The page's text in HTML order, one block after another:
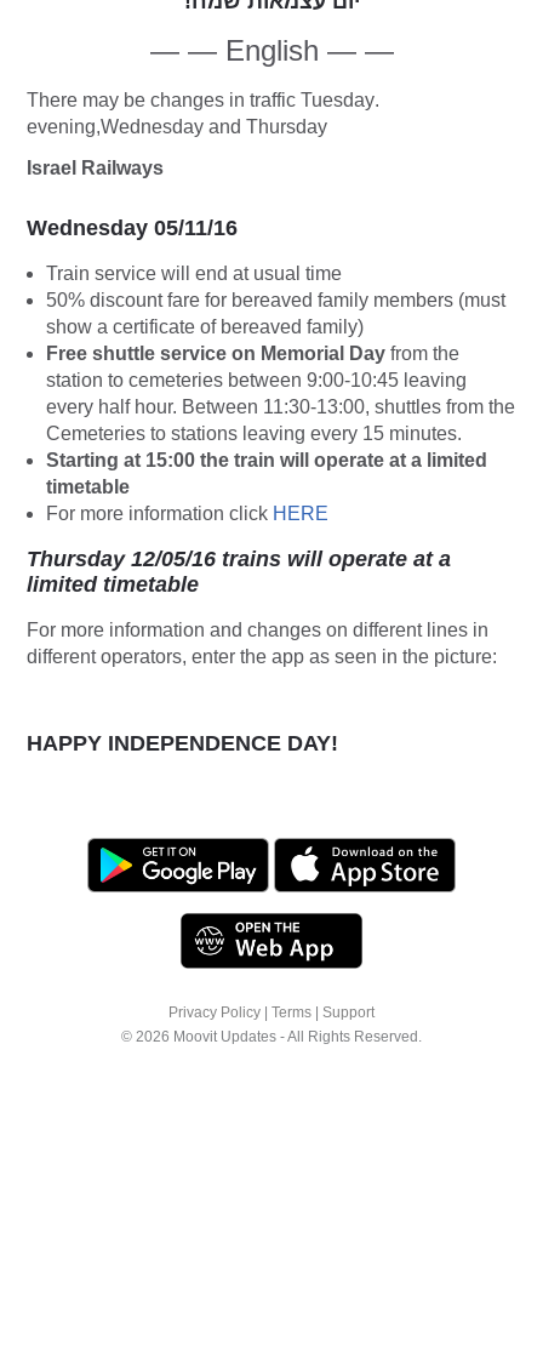
— — English — —
.There may be changes in traffic Tuesday
evening,Wednesday and Thursday
Israel Railways
Wednesday 05/11/16
Train service will end at usual time
50% discount fare for bereaved family members (must
show a certificate of bereaved family)
Free shuttle service on Memorial Day from the
station to cemeteries between 9:00-10:45 leaving
every half hour. Between 11:30-13:00, shuttles from the
Cemeteries to stations leaving every 15 minutes.
Starting at 15:00 the train will operate at a limited
timetable
For more information click HERE
Thursday 12/05/16 trains will operate at a
limited timetable
For more information and changes on different lines in
different operators, enter the app as seen in the picture:
HAPPY INDEPENDENCE DAY!
Privacy Policy Terms
Support
© 2026 Moovit Updates - All Rights Reserved.